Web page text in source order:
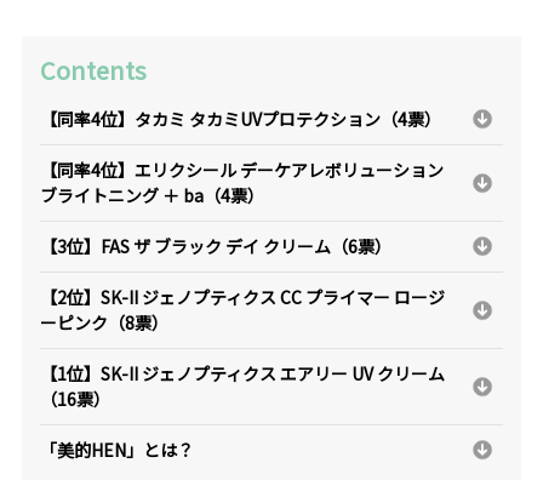
Contents
【同率4位】タカミ タカミUVプロテクション（4票）
【同率4位】エリクシール デーケアレボリューション
ブライトニング ＋ ba（4票）
【3位】FAS ザ ブラック デイ クリーム（6票）
【2位】SK-II ジェノプティクス CC プライマー ロージ
ーピンク（8票）
【1位】SK-II ジェノプティクス エアリー UV クリーム
（16票）
「美的HEN」とは？